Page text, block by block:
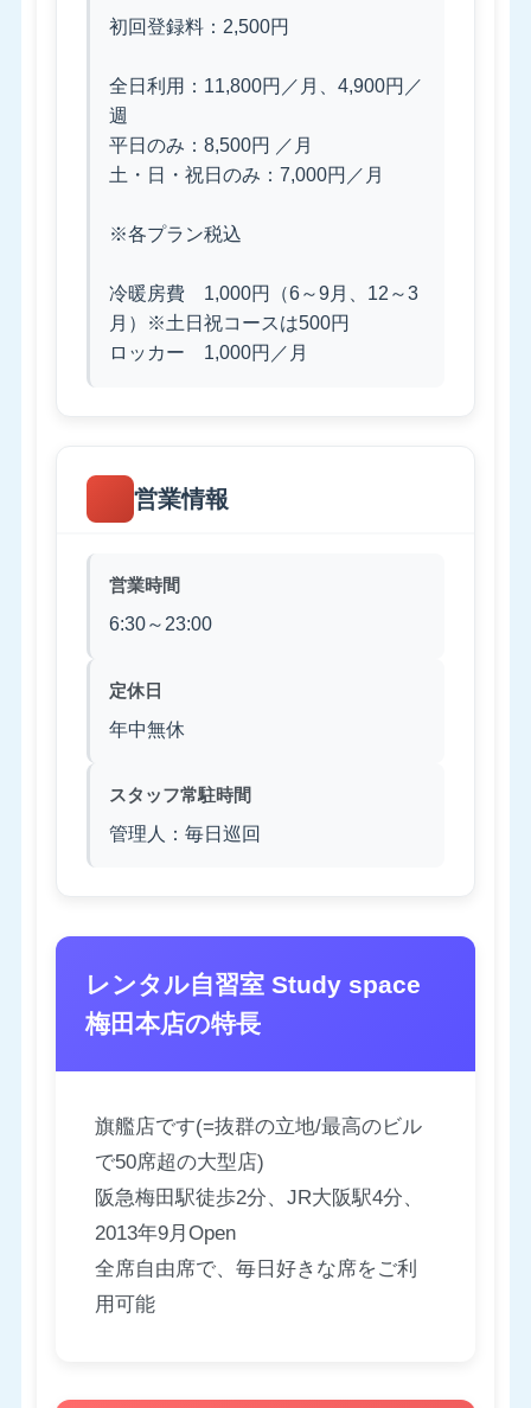
初回登録料：2,500円
全日利用：11,800円／月、4,900円／
週
平日のみ：8,500円 ／月
土・日・祝日のみ：7,000円／月
※各プラン税込
冷暖房費 1,000円（6～9月、12～3
月）※土日祝コースは500円
ロッカー 1,000円／月
営業情報
営業時間
6:30～23:00
定休日
年中無休
スタッフ常駐時間
管理人：毎日巡回
レンタル自習室 Study space
梅田本店の特長
旗艦店です(=抜群の立地/最高のビル
で50席超の大型店)
阪急梅田駅徒歩2分、JR大阪駅4分、
2013年9月Open
全席自由席で、毎日好きな席をご利
用可能